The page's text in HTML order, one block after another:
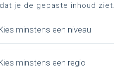
je de gepaste inhoud ziet.
minstens een niveau
minstens een regio